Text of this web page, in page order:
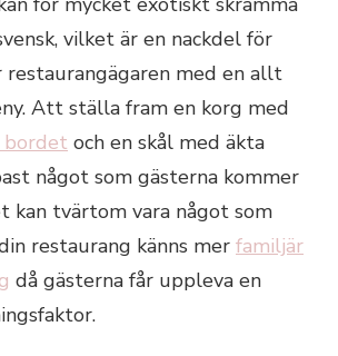
vilket är en nackdel för
restaurangägaren med en allt
Att ställa fram en korg med
bordet och en skål med äkta
något som gästerna kommer
kan tvärtom vara något som
restaurang känns mer familjär
då gästerna får uppleva en